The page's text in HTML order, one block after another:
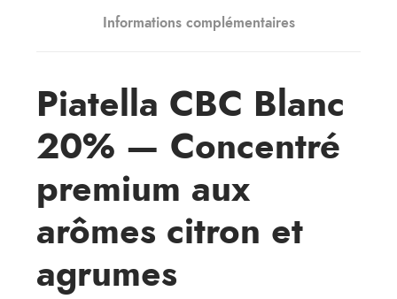
Informations complémentaires
Piatella CBC Blanc
20% — Concentré
premium aux
arômes citron et
agrumes